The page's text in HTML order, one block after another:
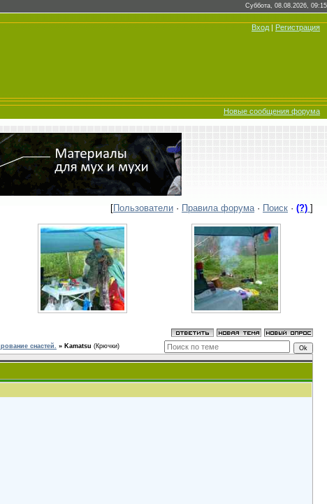
Суббота, 08.08.2026, 09:15
Вход | Регистрация
Новые сообщения форума
[Пользователи · Правила форума· Поиск · (?) ]
снастей. » Kamatsu (Крючки)